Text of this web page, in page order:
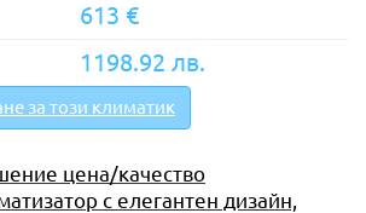
613 €
1198.92 лв.
за този климатик
цена/качество
с елегантен дизайн,